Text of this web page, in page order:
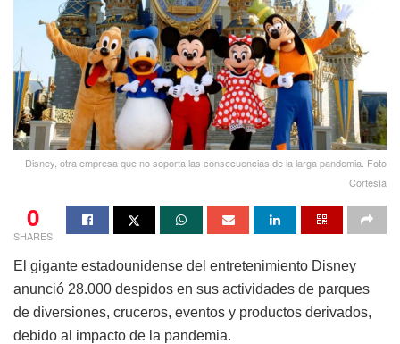
Disney, otra empresa que no soporta las consecuencias de la larga pandemia. Foto
Cortesía
0
SHARES
El gigante estadounidense del entretenimiento Disney
anunció 28.000 despidos en sus actividades de parques
de diversiones, cruceros, eventos y productos derivados,
debido al impacto de la pandemia.